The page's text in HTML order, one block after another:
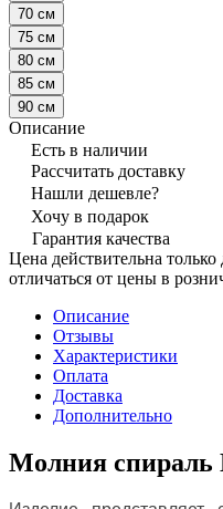
70 см
75 см
80 см
85 см
90 см
Описание
Есть в наличии
Рассчитать доставку
Нашли дешевле?
Хочу в подарок
Гарантия качества
Цена действительна
отличаться от цены в
Описание
Отзывы
Характеристики
Оплата
Доставка
Дополнительно
Молния спираль